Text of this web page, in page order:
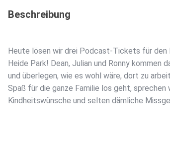
Beschreibung
Heute lösen wir drei Podcast-Tickets für den
Heide Park! Dean, Julian und Ronny kommen
und überlegen, wie es wohl wäre, dort zu
Spaß für die ganze Familie los geht, sprechen
Kindheitswünsche und selten dämliche